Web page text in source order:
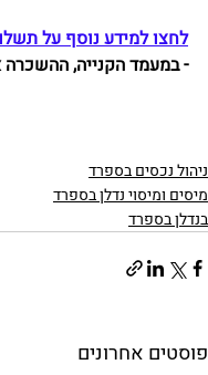
לחצו למידע נוסף על
- במעמד הקנייה, ההשכרה
ניהול נכסים בספרד
מיסים ומיסוי נדלן בספרד
בנדלן בספרד
פוסטים אחרונים